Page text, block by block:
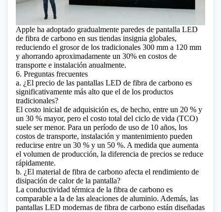
Apple ha adoptado gradualmente paredes de pantalla LED
de fibra de carbono en sus tiendas insignia globales,
reduciendo el grosor de los tradicionales 300 mm a 120 mm
y ahorrando aproximadamente un 30% en costos de
transporte e instalación anualmente.
6. Preguntas frecuentes
a. ¿El precio de las pantallas LED de fibra de carbono es
significativamente más alto que el de los productos
tradicionales?
El costo inicial de adquisición es, de hecho, entre un 20 % y
un 30 % mayor, pero el costo total del ciclo de vida (TCO)
suele ser menor. Para un período de uso de 10 años, los
costos de transporte, instalación y mantenimiento pueden
reducirse entre un 30 % y un 50 %. A medida que aumenta
el volumen de producción, la diferencia de precios se reduce
rápidamente.
b. ¿El material de fibra de carbono afecta el rendimiento de
disipación de calor de la pantalla?
La conductividad térmica de la fibra de carbono es
comparable a la de las aleaciones de aluminio. Además, las
pantallas LED modernas de fibra de carbono están diseñadas